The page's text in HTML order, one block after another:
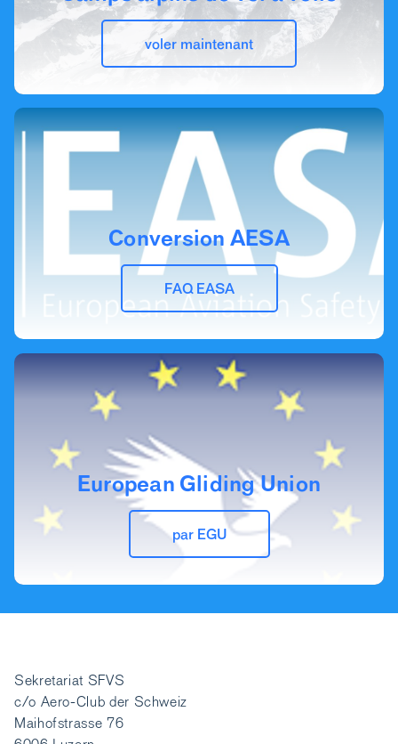
voler maintenant
Conversion AESA
FAQ EASA
European Gliding Union
par EGU
Sekretariat SFVS
c/o Aero-Club der Schweiz
Maihofstrasse 76